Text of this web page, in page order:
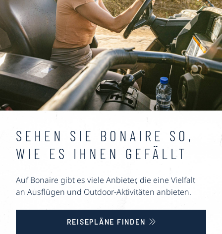
SEHEN SIE BONAIRE SO,
WIE ES IHNEN GEFÄLLT
Auf Bonaire gibt es viele Anbieter, die eine Vielfalt
an Ausflügen und Outdoor-Aktivitäten anbieten.
REISEPLÄNE FINDEN